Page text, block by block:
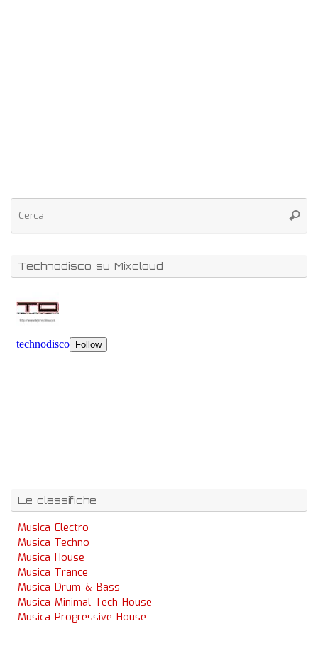
Technodisco su Mixcloud
Le classifiche
Musica Electro
Musica Techno
Musica House
Musica Trance
Musica Drum & Bass
Musica Minimal Tech House
Musica Progressive House